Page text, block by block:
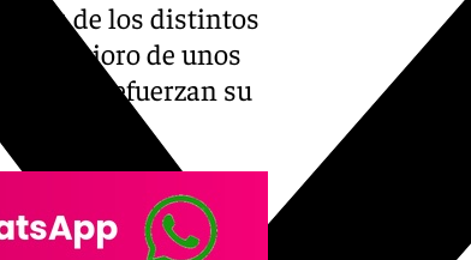
de los distintos
deterioro de unos
y refuerzan su